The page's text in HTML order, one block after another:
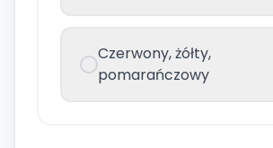
Czerwony, żółty,
pomarańczowy